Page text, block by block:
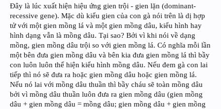
Đây là lúc xuất hiện hiệu ứng gien trội - gien lặn (dominant-
recessive gene). Mặc dù kiểu gien của con gà nói trên là dị hợp
tử với một gien mồng lá và một gien mồng dâu, kiểu hình hay
hình dạng vẫn là mồng dâu. Tại sao? Bởi vì khi nói về dạng
mồng, gien mồng dâu trội so với gien mồng lá. Có nghĩa mỗi lần
một bên đưa gien mồng dâu và bên kia đưa gien mồng lá thì bầy
con luôn luôn thể hiện kiểu hình mồng dâu. Nếu đem gà con lai
tiếp thì nó sẽ đưa ra hoặc gien mồng dâu hoặc gien mồng lá.
Nếu nó lai với mồng dâu thuần thì bầy cháu sẽ toàn mồng dâu
bởi vì mồng dâu thuần luôn đưa ra gien mồng dâu (gien mồng
dâu + gien mồng dâu = mồng dâu; gien mồng dâu + gien mồng